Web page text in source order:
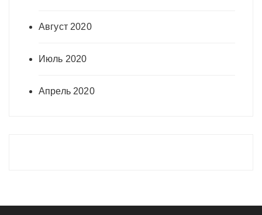
Август 2020
Июль 2020
Апрель 2020